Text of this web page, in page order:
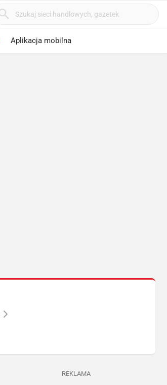
Aplikacja mobilna
REKLAMA